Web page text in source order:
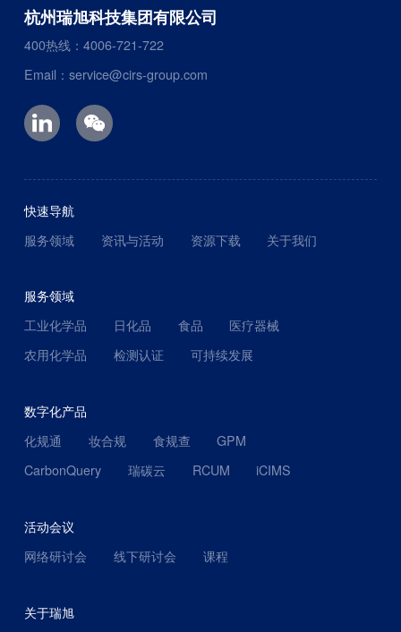
杭州瑞旭科技集团有限公司
400热线：4006-721-722
Email：service@cirs-group.com
快速导航
服务领域
资讯与活动 资源下载 关于我们
服务领域
工业化学品
日化品 食品
医疗器械
农用化学品
检测认证 可持续发展
数字化产品
化规通
妆合规 食规查
GPM
CarbonQuery
瑞碳云 RCUM iCIMS
活动会议
网络研讨会
线下研讨会 课程
关于瑞旭